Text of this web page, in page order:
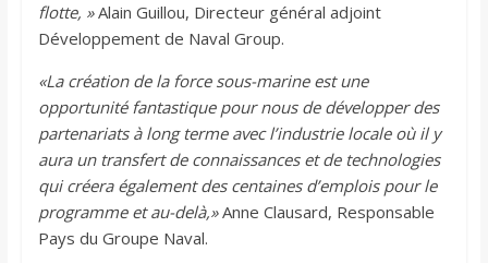
flotte, »Alain Guillou, Directeur général adjoint
Développement de Naval Group.
«La création de la force sous-marine est une
opportunité fantastique pour nous de développer des
partenariats à long terme avec l’industrie locale où il y
aura un transfert de connaissances et de technologies
qui créera également des centaines d’emplois pour le
programme et au-delà,»Anne Clausard, Responsable
Pays du Groupe Naval.